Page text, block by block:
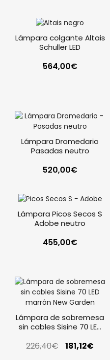
Lámpara colgante Altais
Schuller LED
564,00€
Lámpara Dromedario
Pasadas neutro
520,00€
Lámpara Picos Secos S
Adobe neutro
455,00€
Lámpara de sobremesa
sin cables Sisine 70 LED
226,40€ 181,12€